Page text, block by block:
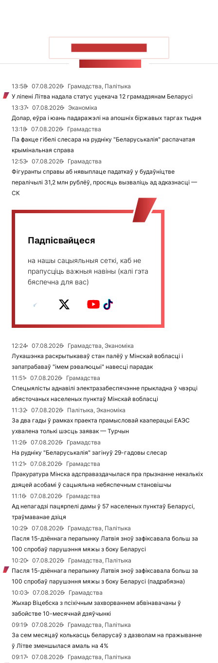
13:58 07.08.2026
Грамадства, Палітыка
У ліпені Літва надала статус уцекача 12 грамадзянам Беларусі
13:37
07.08.2026
Эканоміка
Долар, еўра і юань падаражэлі на апошніх біржавых таргах тыдня
13:18
07.08.2026
Грамадства
Па факце гібелі слесара на рудніку "Беларуськалія" распачатая
крымінальная справа
12:53
07.08.2026
Грамадства
Фігуранты справы аб нявыплаце падаткаў у будаўніцтве
пералічылі 31,2 млн рублёў, просяць вызваліць ад адказнасці —
СК
Падпісвайцеся
на нашы сацыяльныя сеткі, каб не
прапусціць важныя навіны (калі гэта
бяспечна для вас)
12:24 07.08.2026
Грамадства, Эканоміка
Лукашэнка раскрытыкаваў стан палёў у Мінскай вобласці і
запатрабаваў "імем рэвалюцыі" навесці парадак
11:51
07.08.2026
Грамадства
Спецыялісты аднавілі электразабеспячэнне прыкладна ў чвэрці
абясточаных населеных пунктаў Мінскай вобласці
11:32
07.08.2026
Палітыка, Эканоміка
За два гады ў рамках праекта прамысловай кааперацыі ЕАЭС
ухвалена толькі шэсць заявак — Турчын
11:26
07.08.2026
Грамадства
На рудніку "Беларуськалія" загінуў 29-гадовы слесар
11:21
07.08.2026
Грамадства
Пракуратура Мінска адсправаздачылася пра прызнанне некалькіх
дзяцей асобамі ў сацыяльна небяспечным становішчы
11:16
07.08.2026
Грамадства
Ад непагадзі пацярпелі дамы ў 57 населеных пунктаў Беларусі,
траўмаванае дзіця
10:29
07.08.2026
Грамадства, Палітыка
Пасля 15-дзённага перапынку Латвія зноў зафіксавала больш за
100 спробаў парушэння мяжы з боку Беларусі
10:20
07.08.2026
Грамадства, Палітыка
Пасля 15-дзённага перапынку Латвія зноў зафіксавала больш за
100 спробаў парушэння мяжы з боку Беларусі (падрабязна)
10:03
07.08.2026
Грамадства
Жыхар Віцебска з псіхічным захворваннем абвінавачаны ў
забойстве 10-месячнай дзяўчынкі
09:19
07.08.2026
Грамадства, Палітыка
За сем месяцаў колькасць беларусаў з дазволам на пражыванне
ў Літве зменшылася амаль на 4%
09:17
07.08.2026
Грамадства, Палітыка